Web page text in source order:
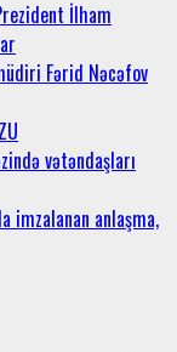
İlham
Fərid Nəcəfov
vətəndaşları
imzalanan anlaşma,